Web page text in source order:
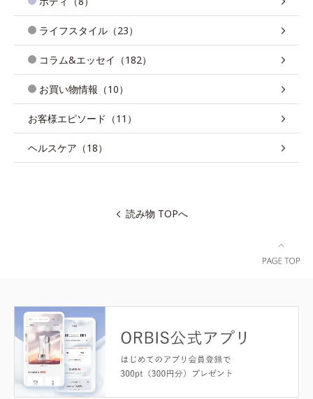
ライフスタイル（23）
コラム&エッセイ（182）
お買い物情報（10）
お客様エピソード（11）
ヘルスケア（18）
読み物 TOPへ